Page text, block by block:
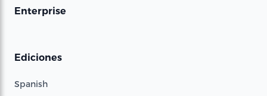
Enterprise
Ediciones
Spanish